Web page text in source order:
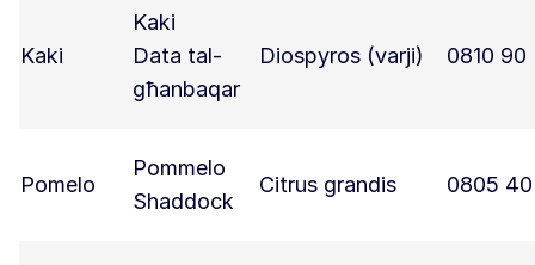
Kaki
Kaki
Data tal-
għanbaqar
Diospyros (varji) 0810 90
Pomelo
Pommelo
Shaddock
Citrus grandis 0805 40